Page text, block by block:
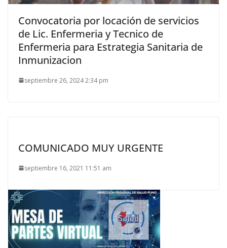
Convocatoria por locación de servicios
de Lic. Enfermeria y Tecnico de
Enfermeria para Estrategia Sanitaria de
Inmunizacion
septiembre 26, 2024 2:34 pm
COMUNICADO MUY URGENTE
septiembre 16, 2021 11:51 am